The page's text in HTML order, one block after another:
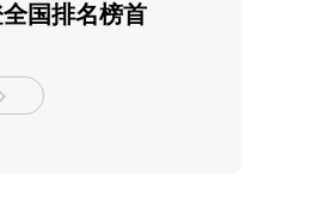
国排名榜首